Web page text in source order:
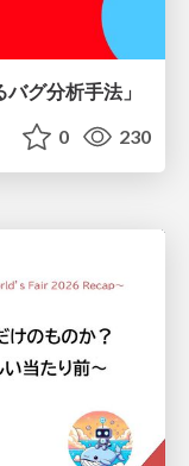
グ分析手法」
0 230